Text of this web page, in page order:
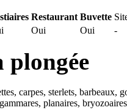
Restaurant Buvette
Oui Oui -
plongée
carpes, sterlets, barbeaux,
planaires,